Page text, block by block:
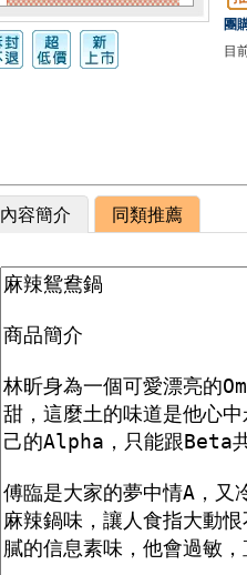
團
目
內容簡介 同類推薦